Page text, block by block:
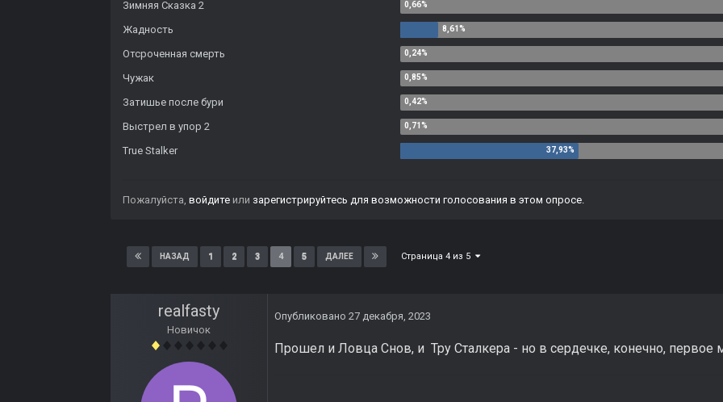
Зимняя Сказка 2
Жадность
Отсроченная смерть
Чужак
Затишье после бури
Выстрел в упор 2
True Stalker
Пожалуйста, войдите или зарегистрируйтесь для возможности голосования в этом опросе.
НАЗАД 1 2 3 4 5 ДАЛЕЕ Страница 4 из 5
realfasty
Новичок
Опубликовано 27 декабря, 2023
Прошел и Ловца Снов, и Тру Сталкера - но в сердечке, конечно, первое